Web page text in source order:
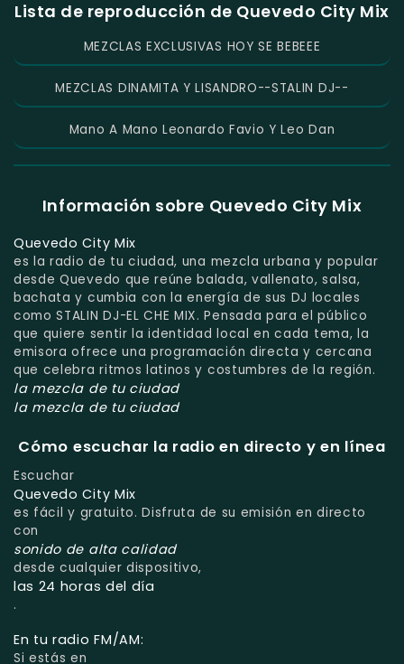
Lista de reproducción de Quevedo City Mix
MEZCLAS EXCLUSIVAS HOY SE BEBEEE
MEZCLAS DINAMITA Y LISANDRO--STALIN DJ--
Mano A Mano Leonardo Favio Y Leo Dan
Información sobre Quevedo City Mix
Quevedo City Mix
es la radio de tu ciudad, una mezcla urbana y popular
desde Quevedo que reúne balada, vallenato, salsa,
bachata y cumbia con la energía de sus DJ locales
como STALIN DJ-EL CHE MIX. Pensada para el público
que quiere sentir la identidad local en cada tema, la
emisora ofrece una programación directa y cercana
que celebra ritmos latinos y costumbres de la región.
la mezcla de tu ciudad
la mezcla de tu ciudad
Cómo escuchar la radio en directo y en línea
Escuchar
Quevedo City Mix
es fácil y gratuito. Disfruta de su emisión en directo
con
sonido de alta calidad
desde cualquier dispositivo,
las 24 horas del día
.
En tu radio FM/AM:
Si estás en